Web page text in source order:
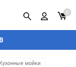
0
Кухонные мойки